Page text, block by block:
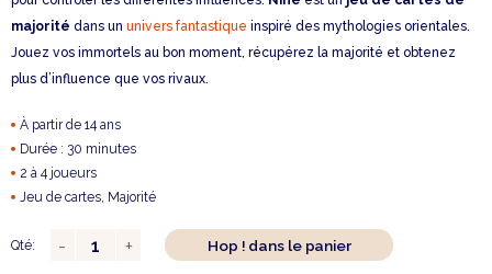
majorité dans un univers fantastique inspiré des mythologies orientales.
Jouez vos immortels au bon moment, récupérez la majorité et obtenez
plus d’influence que vos rivaux.
À partir de 14 ans
Durée : 30 minutes
2 à 4 joueurs
Jeu de cartes, Majorité
Qté: Hop ! dans le panier